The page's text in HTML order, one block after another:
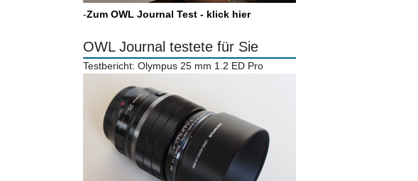
-Zum OWL Journal Test - klick hier
OWL Journal testete für Sie
Testbericht: Olympus 25 mm 1.2 ED Pro